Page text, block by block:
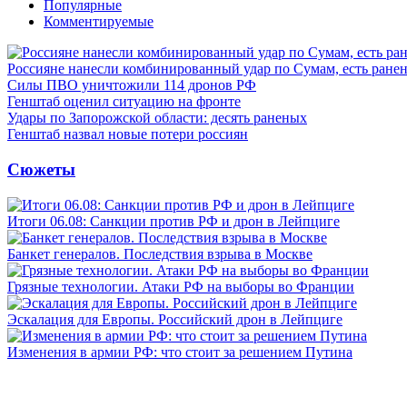
Популярные
Комментируемые
Россияне нанесли комбинированный удар по Сумам, есть
Силы ПВО уничтожили 114 дронов РФ
Генштаб оценил ситуацию на фронте
Удары по Запорожской области: десять раненых
Генштаб назвал новые потери россиян
Сюжеты
Итоги 06.08: Санкции против РФ и дрон в Лейпциге
Банкет генералов. Последствия взрыва в Москве
Грязные технологии. Атаки РФ на выборы во Франции
Эскалация для Европы. Российский дрон в Лейпциге
Изменения в армии РФ: что стоит за решением Путина